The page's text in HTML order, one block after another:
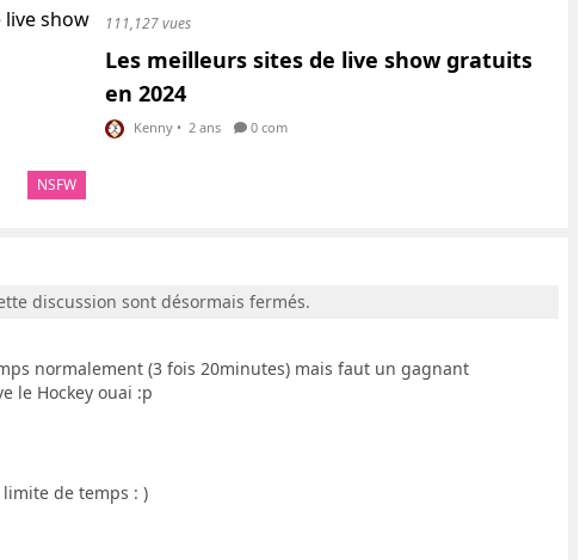
NSFW
111,127 vues
Les meilleurs sites de live show gratuits
en 2024
Kenny • 2 ans 0 com
discussion sont désormais fermés.
normalement (3 fois 20minutes) mais faut un gagnant
le Hockey ouai :p
de temps : )